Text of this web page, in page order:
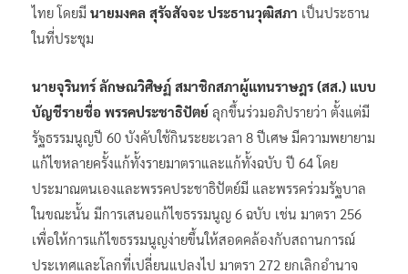
ไทย โดยมี นายมงคล สุรัจสัจจะ ประธานวุฒิสภา เป็นประธาน
ในที่ประชุม
นายจุรินทร์ ลักษณวิศิษฏ์ สมาชิกสภาผู้แทนราษฎร (สส.) แบบ
บัญชีรายชื่อ พรรคประชาธิปัตย์ ลุกขึ้นร่วมอภิปรายว่า ตั้งแต่มี
รัฐธรรมนูญปี 60 บังคับใช้กินระยะเวลา 8 ปีเศษ มีความพยายาม
แก้ไขหลายครั้งแก้ทั้งรายมาตราและแก้ทั้งฉบับ ปี 64 โดย
ประมาณตนเองและพรรคประชาธิปัตย์มี และพรรคร่วมรัฐบาล
ในขณะนั้น มีการเสนอแก้ไขธรรมนูญ 6 ฉบับ เช่น มาตรา 256
เพื่อให้การแก้ไขธรรมนูญง่ายขึ้นให้สอดคล้องกับสถานการณ์
ประเทศและโลกที่เปลี่ยนแปลงไป มาตรา 272 ยกเลิกอำนาจ